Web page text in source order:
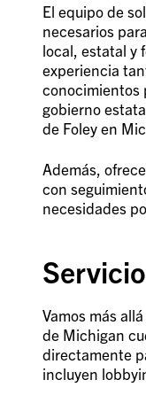
El equipo de
necesarios
local, estatal y
experiencia
conocimientos
gobierno
de Foley en
Además,
con
necesidades
Vamos más
de Michigan
directamente
incluyen